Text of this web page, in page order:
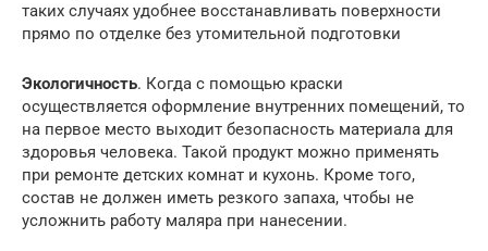
таких случаях удобнее восстанавливать поверхности
прямо по отделке без утомительной подготовки
Экологичность. Когда с помощью краски
осуществляется оформление внутренних помещений, то
на первое место выходит безопасность материала для
здоровья человека. Такой продукт можно применять
при ремонте детских комнат и кухонь. Кроме того,
состав не должен иметь резкого запаха, чтобы не
усложнить работу маляра при нанесении.